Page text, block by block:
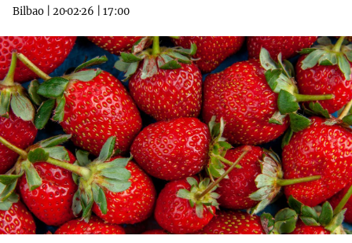
Bilbao 20·02·26 17:00